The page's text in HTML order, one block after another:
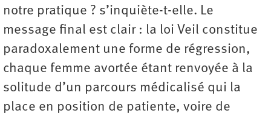
notre pratique ? s’inquiète-t-elle. Le
message final est clair : la loi Veil constitue
paradoxalement une forme de régression,
chaque femme avortée étant renvoyée à la
solitude d’un parcours médicalisé qui la
place en position de patiente, voire de